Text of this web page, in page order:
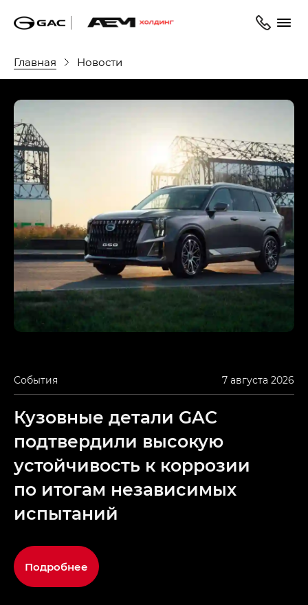
Главная Новости
События 7 августа 2026
Кузовные детали GAC
подтвердили высокую
устойчивость к коррозии
по итогам независимых
испытаний
Подробнее